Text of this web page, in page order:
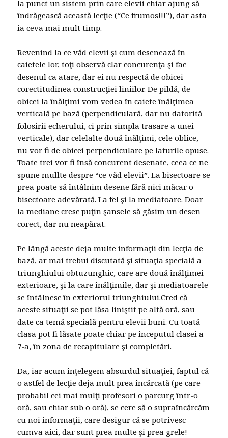
la punct un sistem prin care elevii chiar ajung să
îndrăgească această lecţie (“Ce frumos!!!”), dar asta
ia ceva mai mult timp.
Revenind la ce văd elevii şi cum desenează în
caietele lor, toţi observă clar concurenţa şi fac
desenul ca atare, dar ei nu respectă de obicei
corectitudinea construcţiei liniilor. De pildă, de
obicei la înălţimi vom vedea în caiete înălţimea
verticală pe bază (perpendiculară, dar nu datorită
folosirii echerului, ci prin simpla trasare a unei
verticale), dar celelalte două înălţimi, cele oblice,
nu vor fi de obicei perpendiculare pe laturile opuse.
Toate trei vor fi însă concurent desenate, ceea ce ne
spune mullte despre “ce văd elevii”. La bisectoare se
prea poate să întâlnim desene fără nici măcar o
bisectoare adevărată. La fel şi la mediatoare. Doar
la mediane cresc puţin şansele să găsim un desen
corect, dar nu neapărat.
Pe lângă aceste deja multe informaţii din lecţia de
bază, ar mai trebui discutată şi situaţia specială a
triunghiului obtuzunghic, care are două înălţimei
exterioare, şi la care înălţimile, dar şi mediatoarele
se întâlnesc în exteriorul triunghiului.Cred că
aceste situaţii se pot lăsa liniştit pe altă oră, sau
date ca temă specială pentru elevii buni. Cu toată
clasa pot fi lăsate poate chiar pe începutul clasei a
7-a, în zona de recapitulare şi completări.
Da, iar acum înţelegem absurdul situaţiei, faptul că
o astfel de lecţie deja mult prea încărcată (pe care
probabil cei mai mulţi profesori o parcurg într-o
oră, sau chiar sub o oră), se cere să o supraîncărcăm
cu noi informaţii, care desigur că se potrivesc
cumva aici, dar sunt prea multe şi prea grele!